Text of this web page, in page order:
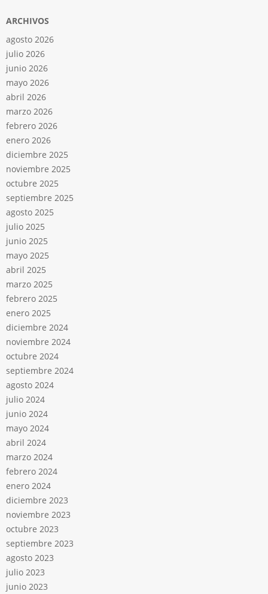
ARCHIVOS
agosto 2026
julio 2026
junio 2026
mayo 2026
abril 2026
marzo 2026
febrero 2026
enero 2026
diciembre 2025
noviembre 2025
octubre 2025
septiembre 2025
agosto 2025
julio 2025
junio 2025
mayo 2025
abril 2025
marzo 2025
febrero 2025
enero 2025
diciembre 2024
noviembre 2024
octubre 2024
septiembre 2024
agosto 2024
julio 2024
junio 2024
mayo 2024
abril 2024
marzo 2024
febrero 2024
enero 2024
diciembre 2023
noviembre 2023
octubre 2023
septiembre 2023
agosto 2023
julio 2023
junio 2023